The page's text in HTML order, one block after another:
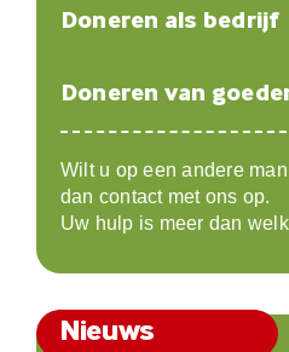
Doneren als bedrijf
Doneren van
Wilt u op een andere
dan contact met ons op.
Uw hulp is meer dan
Nieuws